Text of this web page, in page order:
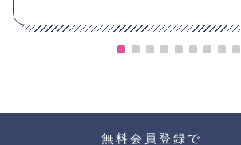
無料会員登録で